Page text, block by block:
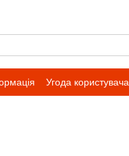
Угода користувача